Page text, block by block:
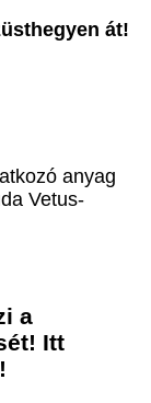
át!
anyag
Vetus-
a
Itt
!